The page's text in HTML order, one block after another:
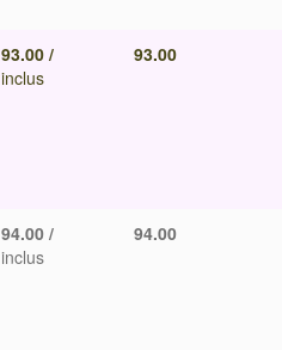
93.00 /
inclus
93.00
94.00 /
inclus
94.00